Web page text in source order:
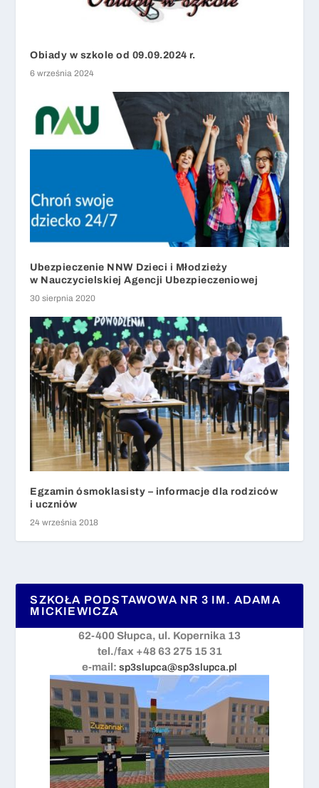
Obiady w szkole od 09.09.2024 r.
6 września 2024
Ubezpieczenie NNW Dzieci i Młodzieży
w Nauczycielskiej Agencji Ubezpieczeniowej
30 sierpnia 2020
Egzamin ósmoklasisty – informacje dla rodziców
i uczniów
24 września 2018
SZKOŁA PODSTAWOWA NR 3 IM. ADAMA
MICKIEWICZA
62-400 Słupca, ul. Kopernika 13
tel./fax +48 63 275 15 31
e-mail: sp3slupca@sp3slupca.pl